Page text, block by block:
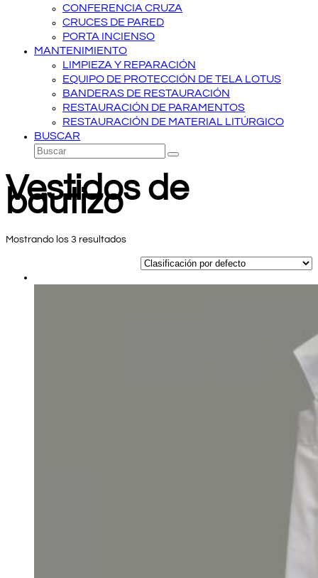
CONFERENCIA CRUZA
CRUCES DE PARED
PORTA INCIENSO
MANTENIMIENTO
LIMPIEZA Y REPARACIÓN
EQUIPO DE PROTECCIÓN DE TELA LOTUS
BANDERAS DE RESTAURACIÓN
RESTAURACIÓN DE PARAMENTOS
RESTAURACIÓN DE MATERIAL LITÚRGICO
BUSCAR
Buscar
Enviar
Vestidos de
bautizo
Mostrando los 3 resultados